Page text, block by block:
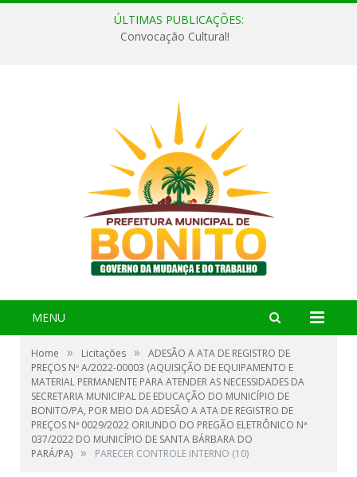
ÚLTIMAS PUBLICAÇÕES:
Convocação Cultural!
MENU
Home » Licitações »
ADESÃO A ATA DE REGISTRO DE
PREÇOS Nº A/2022-00003 (AQUISIÇÃO DE EQUIPAMENTO E
MATERIAL PERMANENTE PARA ATENDER AS NECESSIDADES DA
SECRETARIA MUNICIPAL DE EDUCAÇÃO DO MUNICÍPIO DE
BONITO/PA, POR MEIO DA ADESÃO A ATA DE REGISTRO DE
PREÇOS Nª 0029/2022 ORIUNDO DO PREGÃO ELETRÔNICO Nª
037/2022 DO MUNICÍPIO DE SANTA BÁRBARA DO
PARÁ/PA) » PARECER CONTROLE INTERNO (10)